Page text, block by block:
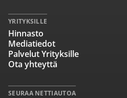
SEURAA NETTIAUTOA
YRITYKSILLE
Hinnasto
Mediatiedot
Palvelut Yrityksille
Ota yhteyttä